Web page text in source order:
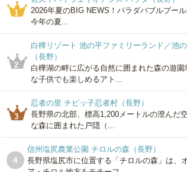
1
2026年夏のBIG NEWS！パラダバブルプール
今年の夏...
2
白樺リゾート 池の平ファミリーランド／池
（長野）
白樺湖の畔に広がる自然に囲まれた森の遊園
な子供でも楽しめるアト...
3
忍者の里 チビッ子忍者村（長野）
長野県の北部、標高1,200メートルの澄んだ
な森に囲まれた戸隠（...
4
信州塩尻農業公園 チロルの森（長野）
長野県塩尻市に位置する「チロルの森」は、